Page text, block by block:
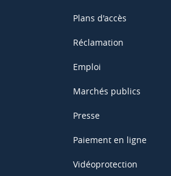
Plans d'accès
Réclamation
Emploi
Marchés publics
Presse
Paiement en ligne
Vidéoprotection